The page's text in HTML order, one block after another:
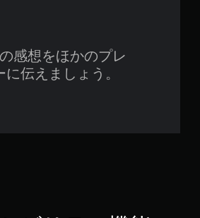
感想をほかのプレ
に伝えましょう。